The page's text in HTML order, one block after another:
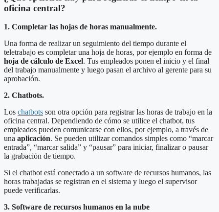
oficina central?
1. Completar las hojas de horas manualmente.
Una forma de realizar un seguimiento del tiempo durante el
teletrabajo es completar una hoja de horas, por ejemplo en forma de
hoja de cálculo de Excel. Tus empleados ponen el inicio y el final
del trabajo manualmente y luego pasan el archivo al gerente para su
aprobación.
2. Chatbots.
Los chatbots son otra opción para registrar las horas de trabajo en la
oficina central. Dependiendo de cómo se utilice el chatbot, tus
empleados pueden comunicarse con ellos, por ejemplo, a través de
una aplicación. Se pueden utilizar comandos simples como “marcar
entrada”, “marcar salida” y “pausar” para iniciar, finalizar o pausar
la grabación de tiempo.
Si el chatbot está conectado a un software de recursos humanos, las
horas trabajadas se registran en el sistema y luego el supervisor
puede verificarlas.
3. Software de recursos humanos en la nube